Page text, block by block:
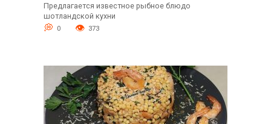
Предлагается известное рыбное блюдо
шотландской кухни
0 373